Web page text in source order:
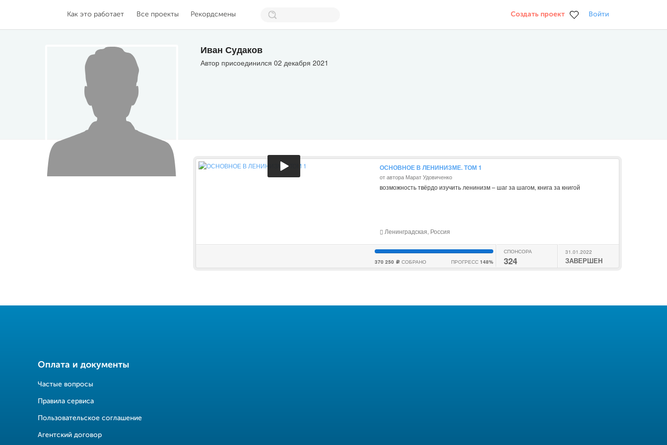
Как это работает Все проекты Рекордсмены Создать проект Войти
Иван Судаков
Автор присоединился 02 декабря 2021
ОСНОВНОЕ В ЛЕНИНИЗМЕ. ТОМ 1
от автора Марат Удовиченко
возможность твёрдо изучить ленинизм – шаг за шагом, книга за книгой
Ленинградская, Россия
370 250 c СОБРАНО ПРОГРЕСС 148%
СПОНСОРА
324
31.01.2022
ЗАВЕРШЕН
Оплата и документы
Частые вопросы
Правила сервиса
Пользовательское соглашение
Агентский договор